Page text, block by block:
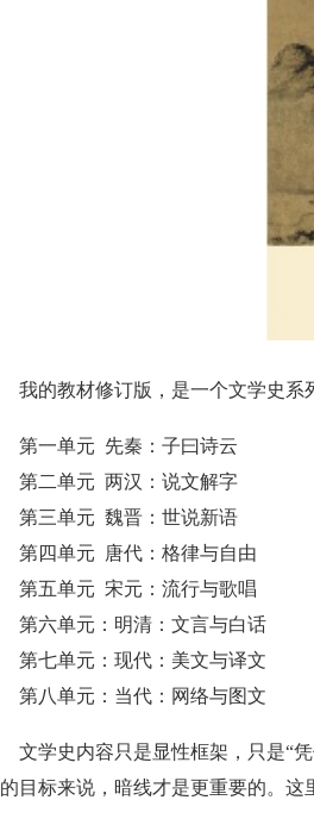
我的教材修订版，是一个文学史系
第一单元 先秦：子曰诗云
第二单元 两汉：说文解字
第三单元 魏晋：世说新语
第四单元 唐代：格律与自由
第五单元 宋元：流行与歌唱
第六单元：明清：文言与白话
第七单元：现代：美文与译文
第八单元：当代：网络与图文
文学史内容只是显性框架，只是“
的目标来说，暗线才是更重要的。这